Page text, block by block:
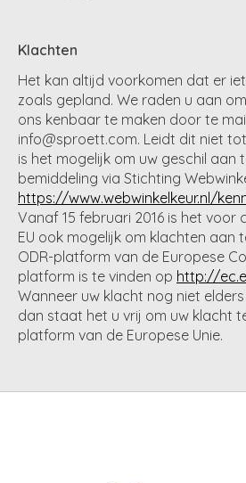
Klachten
Het kan altijd voorkomen dat er
zoals gepland. We raden u aan
ons kenbaar te maken door te
info@sproett.com. Leidt dit niet
is het mogelijk om uw geschil aan
bemiddeling via Stichting
https://www.webwinkelkeur.nl/
Vanaf 15 februari 2016 is het voor
EU ook mogelijk om klachten aan
ODR-platform van de Europese
platform is te vinden op http://
Wanneer uw klacht nog niet
dan staat het u vrij om uw klacht
platform van de Europese Unie.